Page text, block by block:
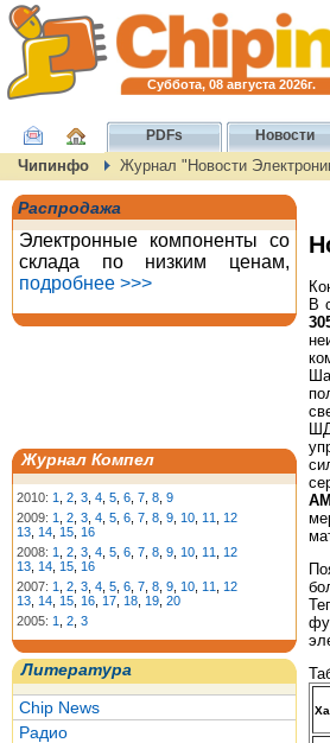
Суббота, 08 августа 2026г.
PDFs Новости
Чипинфо Журнал "Новости
Распродажа
Электронные компоненты со
склада по низким ценам,
подробнее >>>
Журнал Компел
2010: 1 2 3 4 5 6 7 8 9
2009: 1 2 3 4 5 6 7 8 9 10 11
12
13 14 15 16
2008: 1 2 3 4 5 6 7 8 9 10 11
12
13 14 15 16
2007: 1 2 3 4 5 6 7 8 9 10 11
12
13 14 15 16 17 18 19 20
2005: 1 2 3
Литература
Chip News
Радио
В